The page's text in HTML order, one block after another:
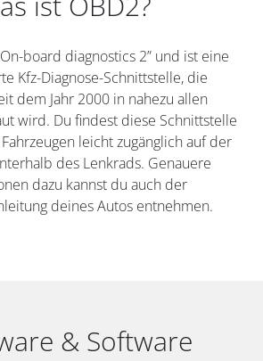
board diagnostics 2” und ist eine
Kfz-Diagnose-Schnittstelle, die
dem Jahr 2000 in nahezu allen
wird. Du findest diese Schnittstelle
leicht zugänglich auf der
des Lenkrads. Genauere
dazu kannst du auch der
deines Autos entnehmen.
& Software